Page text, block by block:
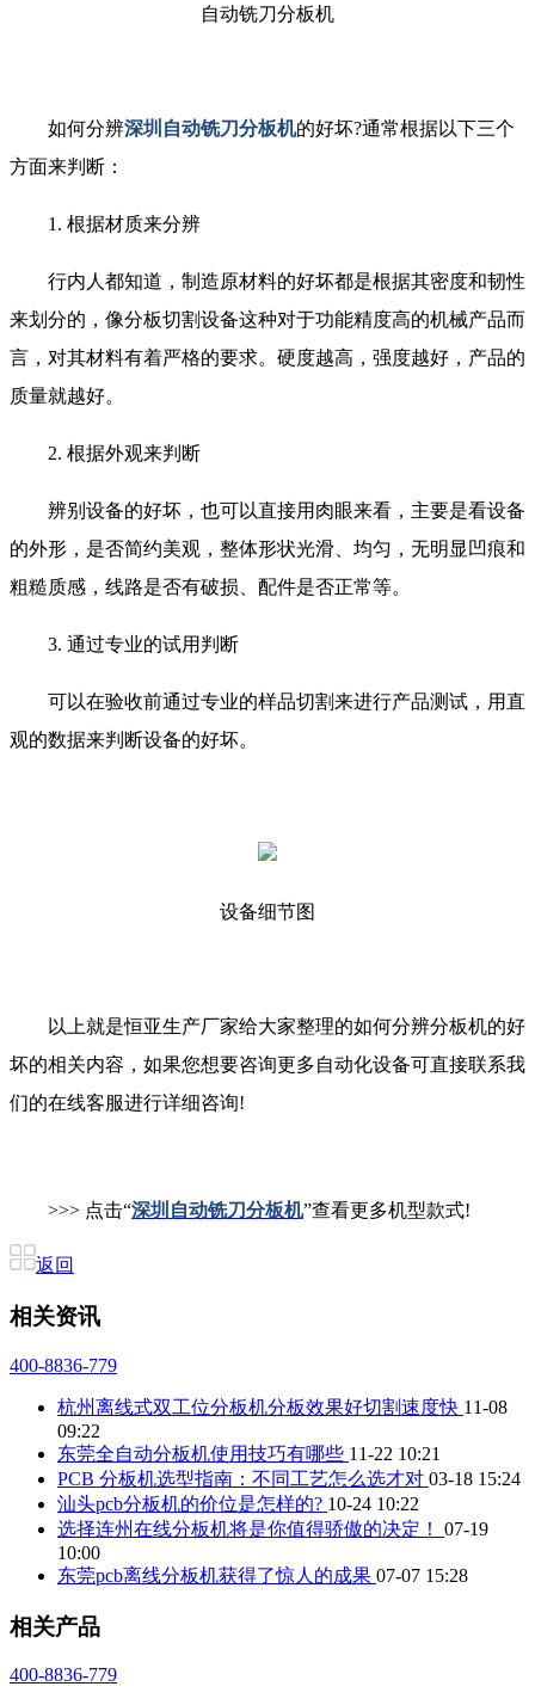
自动铣刀分板机
如何分辨深圳自动铣刀分板机的好坏?通常根据以下三个
方面来判断：
1. 根据材质来分辨
行内人都知道，制造原材料的好坏都是根据其密度和韧性
来划分的，像分板切割设备这种对于功能精度高的机械产品而
言，对其材料有着严格的要求。硬度越高，强度越好，产品的
质量就越好。
2. 根据外观来判断
辨别设备的好坏，也可以直接用肉眼来看，主要是看设备
的外形，是否简约美观，整体形状光滑、均匀，无明显凹痕和
粗糙质感，线路是否有破损、配件是否正常等。
3. 通过专业的试用判断
可以在验收前通过专业的样品切割来进行产品测试，用直
观的数据来判断设备的好坏。
设备细节图
以上就是恒亚生产厂家给大家整理的如何分辨分板机的好
坏的相关内容，如果您想要咨询更多自动化设备可直接联系我
们的在线客服进行详细咨询!
>>> 点击“深圳自动铣刀分板机”查看更多机型款式!
返回
相关资讯
400-8836-779
杭州离线式双工位分板机分板效果好切割速度快 11-08
09:22
东莞全自动分板机使用技巧有哪些 11-22 10:21
PCB 分板机选型指南：不同工艺怎么选才对 03-18 15:24
汕头pcb分板机的价位是怎样的? 10-24 10:22
选择连州在线分板机将是你值得骄傲的决定！ 07-19
10:00
东莞pcb离线分板机获得了惊人的成果 07-07 15:28
相关产品
400-8836-779